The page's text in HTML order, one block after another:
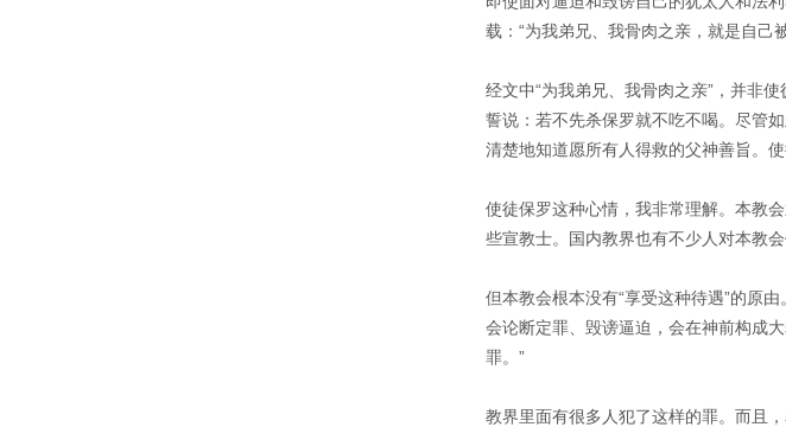
载：“为我弟兄、我骨肉之亲，就是自己
经文中“为我弟兄、我骨肉之亲”，并非
誓说：若不先杀保罗就不吃不喝。尽管
清楚地知道愿所有人得救的父神善旨。
使徒保罗这种心情，我非常理解。本教
些宣教士。国内教界也有不少人对本教会
但本教会根本没有“享受这种待遇”的原
会论断定罪、毁谤逼迫，会在神前构成
罪。”
教界里面有很多人犯了这样的罪。而且